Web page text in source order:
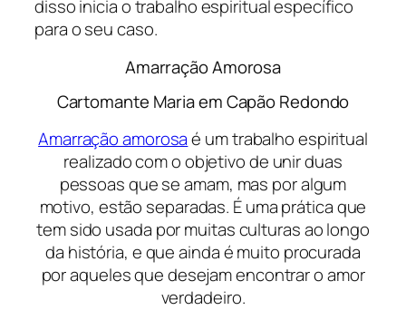
disso inicia o trabalho espiritual específico
para o seu caso.
Amarração Amorosa
Cartomante Maria em Capão Redondo
Amarração amorosaé um trabalho espiritual
realizado com o objetivo de unir duas
pessoas que se amam, mas por algum
motivo, estão separadas. É uma prática que
tem sido usada por muitas culturas ao longo
da história, e que ainda é muito procurada
por aqueles que desejam encontrar o amor
verdadeiro.